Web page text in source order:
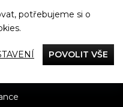
potřebujeme si o
POVOLIT VŠE